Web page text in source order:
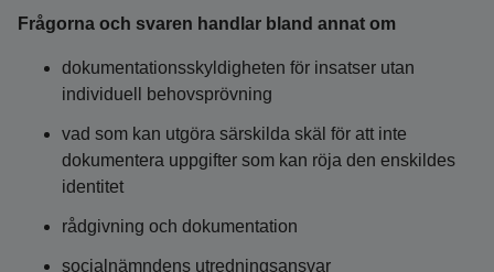
Frågorna och svaren handlar bland annat om
dokumentationsskyldigheten för insatser utan
individuell behovsprövning
vad som kan utgöra särskilda skäl för att inte
dokumentera uppgifter som kan röja den enskildes
identitet
rådgivning och dokumentation
socialnämndens utredningsansvar